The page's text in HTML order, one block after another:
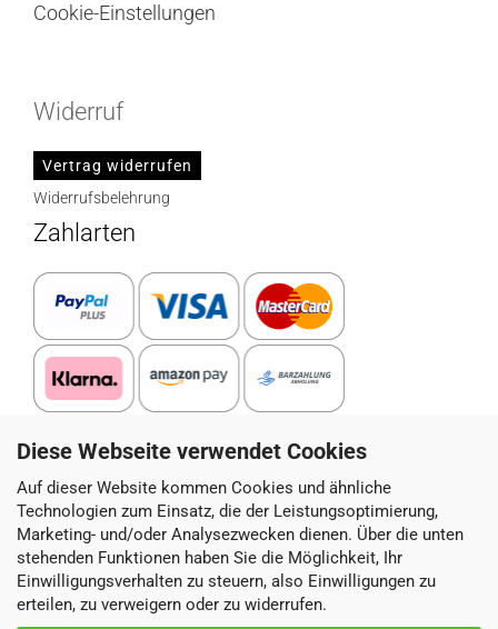
Diese Webseite verwendet Cookies
Auf dieser Website kommen Cookies und ähnliche
Technologien zum Einsatz, die der Leistungsoptimierung,
Marketing- und/oder Analysezwecken dienen. Über die unten
stehenden Funktionen haben Sie die Möglichkeit, Ihr
Einwilligungsverhalten zu steuern, also Einwilligungen zu
erteilen, zu verweigern oder zu widerrufen.
Cookie-Einstellungen
Widerruf
Vertrag widerrufen
Widerrufsbelehrung
Zahlarten
Paketdienstleister